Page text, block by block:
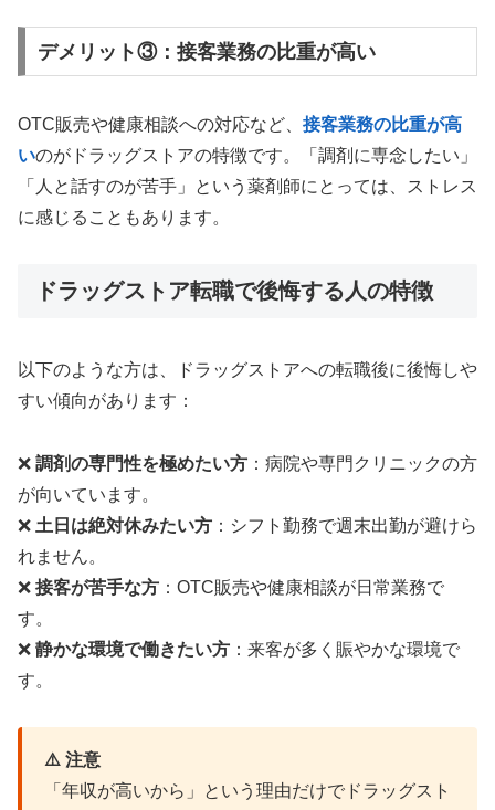
デメリット③：接客業務の比重が高い
OTC販売や健康相談への対応など、 接客業務の比重が高
いのがドラッグストアの特徴です。「調剤に専念したい」
「人と話すのが苦手」という薬剤師にとっては、ストレス
に感じることもあります。
ドラッグストア転職で後悔する人の特徴
以下のような方は、ドラッグストアへの転職後に後悔しや
すい傾向があります：
❌ 調剤の専門性を極めたい方 ：病院や専門クリニックの方
が向いています。
❌ 土日は絶対休みたい方 ：シフト勤務で週末出勤が避けら
れません。
❌ 接客が苦手な方 ：OTC販売や健康相談が日常業務で
す。
❌ 静かな環境で働きたい方 ：来客が多く賑やかな環境で
す。
⚠️ 注意
「年収が高いから」という理由だけでドラッグスト